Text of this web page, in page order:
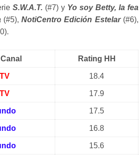
S.W.A.T. (#7) y Yo soy Betty, la fea
(#5),NotiCentro Edición Estelar(#6),
Canal Rating HH
18.4
17.9
17.5
16.8
15.6